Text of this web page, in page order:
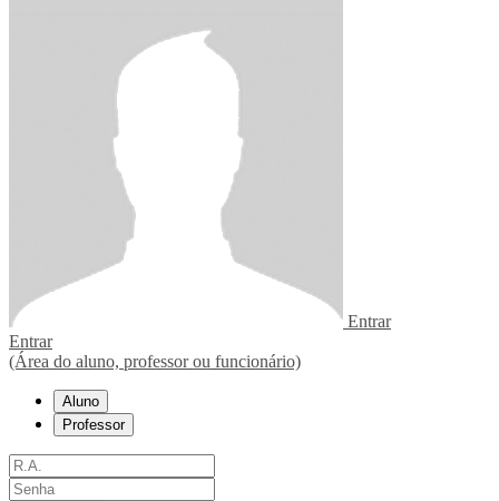
Entrar
Entrar
(Área do aluno, professor ou funcionário)
Aluno
Professor